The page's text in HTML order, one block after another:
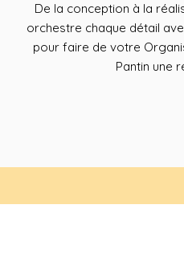
De la conception à la
orchestre chaque détail
pour faire de votre
Pantin une